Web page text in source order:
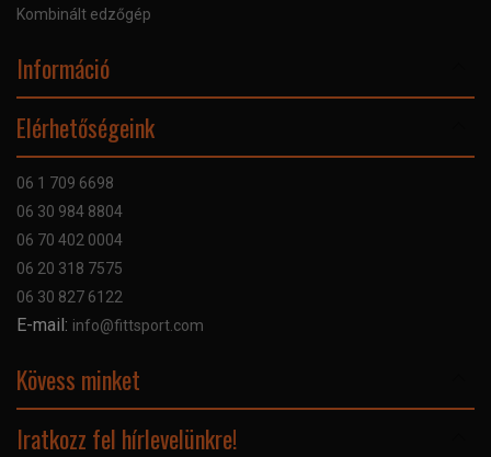
Kombinált edzőgép
Információ
Bankkártyás fizetés
Adatvédelmi nyilatkozat
Elérhetőségeink
06 1 709 6698
06 30 984 8804
06 70 402 0004
06 20 318 7575
06 30 827 6122
E-mail: info@fittsport.com
Kövess minket
Iratkozz fel hírlevelünkre!